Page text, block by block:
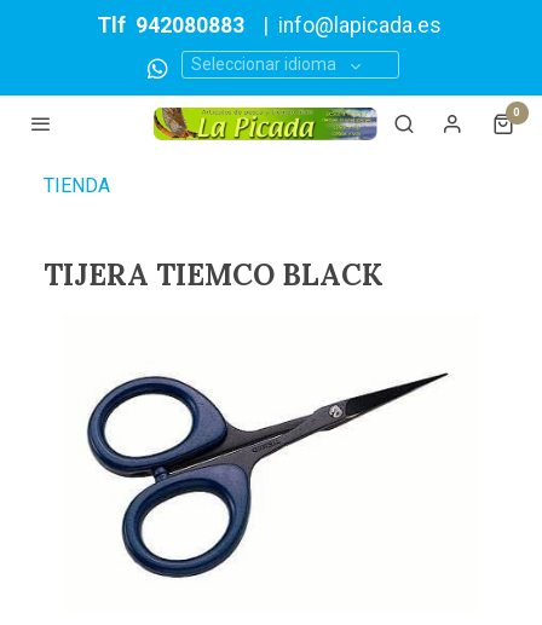
Tlf 942080883 info@lapicada.es
Seleccionar idioma
0
TIENDA
TIJERA TIEMCO BLACK